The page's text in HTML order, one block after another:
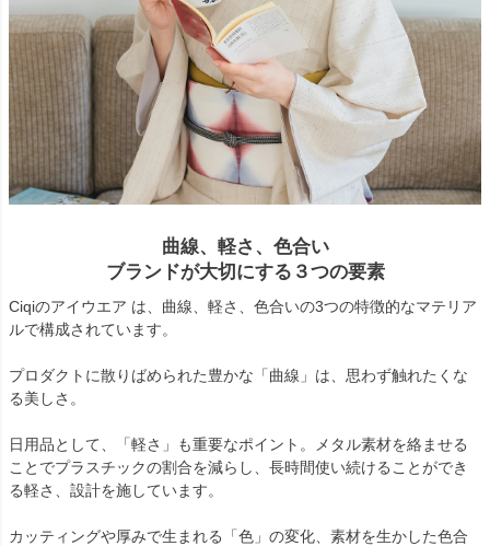
曲線、軽さ、色合い
ブランドが大切にする３つの要素
Ciqiのアイウエア は、曲線、軽さ、色合いの3つの特徴的なマテリア
ルで構成されています。
プロダクトに散りばめられた豊かな「曲線」は、思わず触れたくな
る美しさ。
日用品として、「軽さ」も重要なポイント。メタル素材を絡ませる
ことでプラスチックの割合を減らし、長時間使い続けることができ
る軽さ、設計を施しています。
カッティングや厚みで生まれる「色」の変化、素材を生かした色合